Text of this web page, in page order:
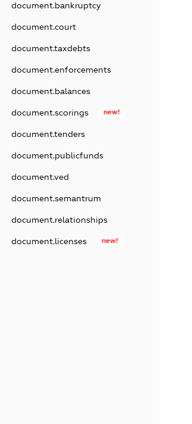
document.bankruptcy
document.court
document.taxdebts
document.enforcements
document.balances
document.scorings new!
document.tenders
document.publicfunds
document.ved
document.semantrum
document.relationships
document.licenses new!